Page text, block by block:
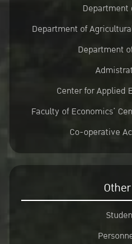
Department
Department of
Department
Center for Applied
Faculty of Economics’
Co-operative